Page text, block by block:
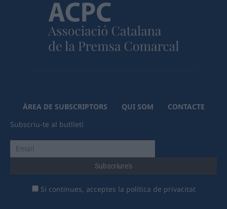
ÀREA DE SUBSCRIPTORS QUI SOM
CONTACTE
Subscriu-te al butlletí
Si continues, acceptes la política de privacitat